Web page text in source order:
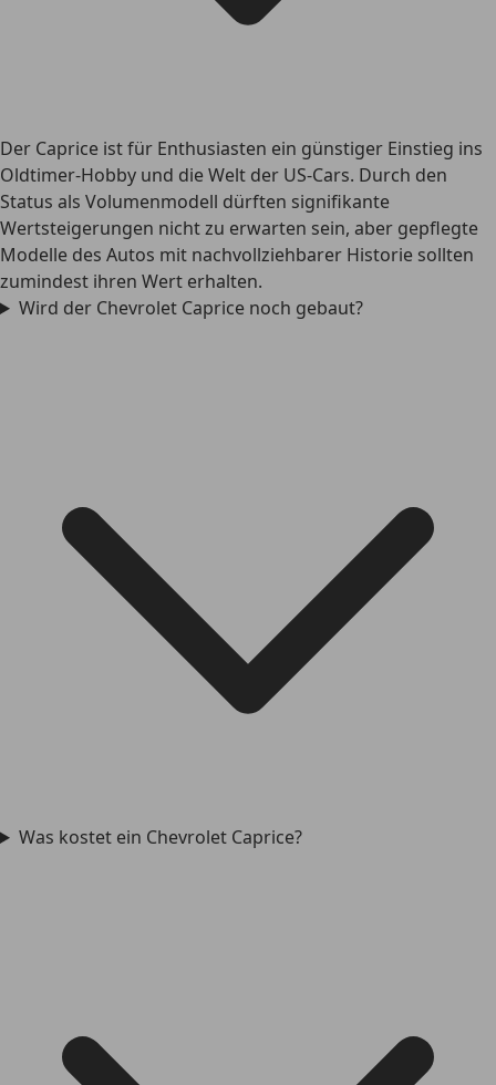
Der Caprice ist für Enthusiasten ein günstiger Einstieg ins
Oldtimer-Hobby und die Welt der US-Cars. Durch den
Status als Volumenmodell dürften signifikante
Wertsteigerungen nicht zu erwarten sein, aber gepflegte
Modelle des Autos mit nachvollziehbarer Historie sollten
zumindest ihren Wert erhalten.
Wird der Chevrolet Caprice noch gebaut?
Was kostet ein Chevrolet Caprice?